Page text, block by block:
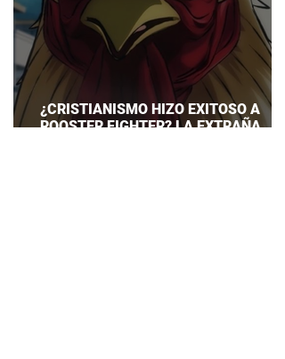
¿CRISTIANISMO HIZO EXITOSO A
ROOSTER FIGHTER? LA EXTRAÑA